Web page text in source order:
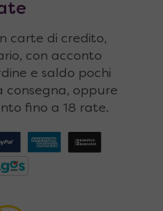
carte di credito,
con acconto
e saldo pochi
consegna, oppure
fino a 18 rate.